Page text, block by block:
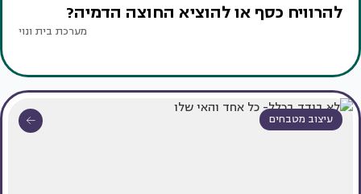
להרוויח כסף או להוציא החוצה הדמיה?
מערכת בית ונוי
עיצוב מטבחים